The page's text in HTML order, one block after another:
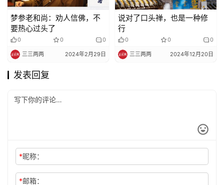
梦参老和尚：劝人信佛，不
要热心过头了
0 0 0
三三两两 2024年2月29日
说对了口头禅，也是一种修
行
0 0 0
三三两两 2024年12月20日
发表回复
*昵称：
*邮箱：